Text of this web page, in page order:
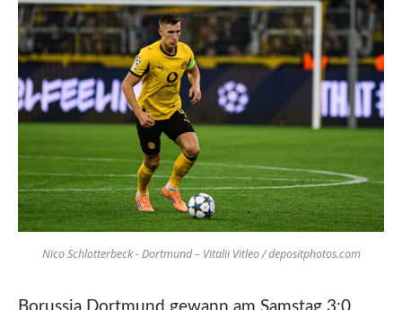
Nico Schlotterbeck - Dortmund – Vitalii Vitleo / depositphotos.com